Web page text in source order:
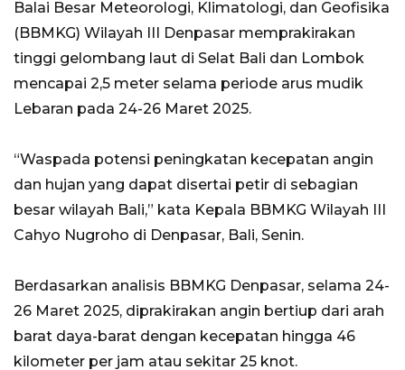
Balai Besar Meteorologi, Klimatologi, dan Geofisika
(BBMKG) Wilayah III Denpasar memprakirakan
tinggi gelombang laut di Selat Bali dan Lombok
mencapai 2,5 meter selama periode arus mudik
Lebaran pada 24-26 Maret 2025.
“Waspada potensi peningkatan kecepatan angin
dan hujan yang dapat disertai petir di sebagian
besar wilayah Bali,” kata Kepala BBMKG Wilayah III
Cahyo Nugroho di Denpasar, Bali, Senin.
Berdasarkan analisis BBMKG Denpasar, selama 24-
26 Maret 2025, diprakirakan angin bertiup dari arah
barat daya-barat dengan kecepatan hingga 46
kilometer per jam atau sekitar 25 knot.